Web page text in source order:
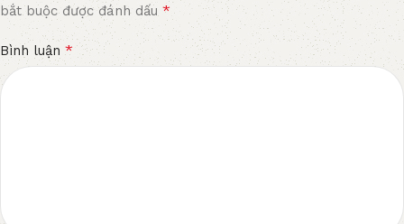
bắt buộc được đánh dấu *
Bình luận *